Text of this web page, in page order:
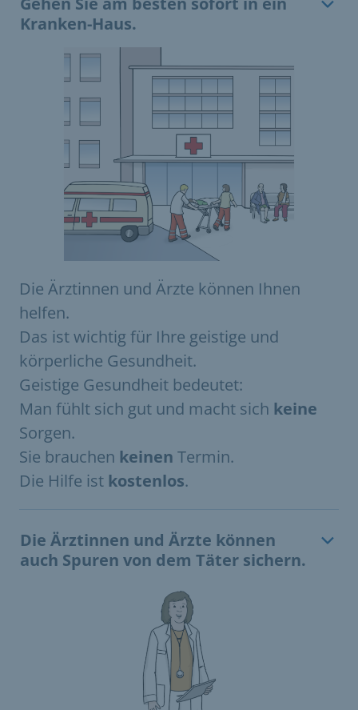
Kranken-Haus.
Die Ärztinnen und Ärzte können Ihnen
helfen.
Das ist wichtig für Ihre geistige und
körperliche Gesundheit.
Geistige Gesundheit bedeutet:
Man fühlt sich gut und macht sich keine
Sorgen.
Sie brauchen keinen Termin.
Die Hilfe ist kostenlos.
Die Ärztinnen und Ärzte können
auch Spuren von dem Täter sichern.